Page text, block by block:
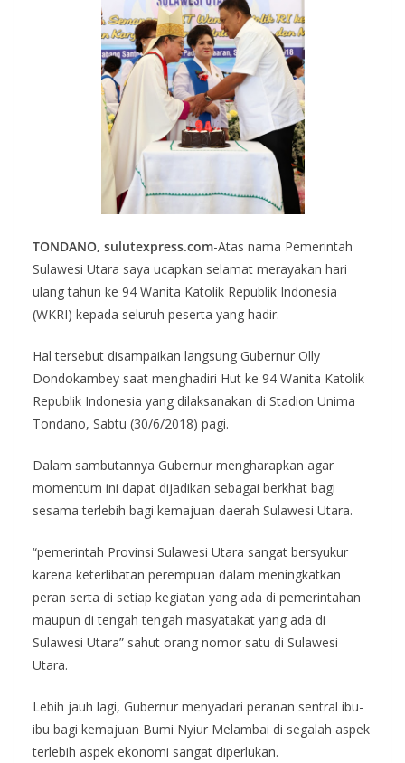
TONDANO, sulutexpress.com-Atas nama Pemerintah
Sulawesi Utara saya ucapkan selamat merayakan hari
ulang tahun ke 94 Wanita Katolik Republik Indonesia
(WKRI) kepada seluruh peserta yang hadir.
Hal tersebut disampaikan langsung Gubernur Olly
Dondokambey saat menghadiri Hut ke 94 Wanita Katolik
Republik Indonesia yang dilaksanakan di Stadion Unima
Tondano, Sabtu (30/6/2018) pagi.
Dalam sambutannya Gubernur mengharapkan agar
momentum ini dapat dijadikan sebagai berkhat bagi
sesama terlebih bagi kemajuan daerah Sulawesi Utara.
“pemerintah Provinsi Sulawesi Utara sangat bersyukur
karena keterlibatan perempuan dalam meningkatkan
peran serta di setiap kegiatan yang ada di pemerintahan
maupun di tengah tengah masyatakat yang ada di
Sulawesi Utara” sahut orang nomor satu di Sulawesi
Utara.
Lebih jauh lagi, Gubernur menyadari peranan sentral ibu-
ibu bagi kemajuan Bumi Nyiur Melambai di segalah aspek
terlebih aspek ekonomi sangat diperlukan.